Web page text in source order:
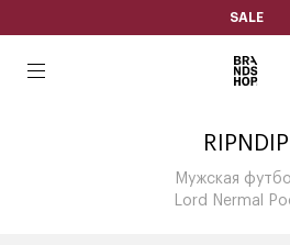
SALE
RIPNDIP
Мужская
Lord Nermal